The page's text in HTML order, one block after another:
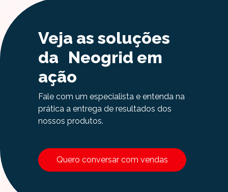
Veja as soluções
da Neogrid em
ação
Fale com um especialista e entenda na
prática a entrega de resultados dos
nossos produtos.
Quero conversar com vendas